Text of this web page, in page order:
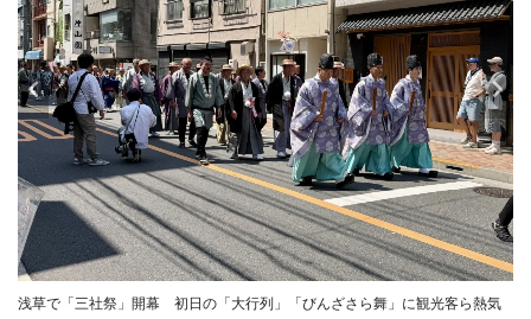
浅草で「三社祭」開幕 初日の「大行列」「びんざさら舞」に観光客ら熱気